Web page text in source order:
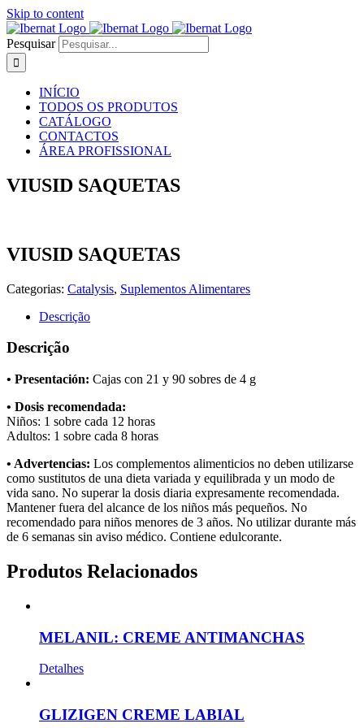
Skip to content
Pesquisar
INÍCIO
TODOS OS PRODUTOS
CATÁLOGO
CONTACTOS
ÁREA PROFISSIONAL
VIUSID SAQUETAS
VIUSID SAQUETAS
Categorias: Catalysis, Suplementos Alimentares
Descrição
Descrição
• Presentación: Cajas con 21 y 90 sobres de 4 g
• Dosis recomendada:
Niños: 1 sobre cada 12 horas
Adultos: 1 sobre cada 8 horas
• Advertencias: Los complementos alimenticios no deben utilizarse
como sustitutos de una dieta variada y equilibrada y un modo de
vida sano. No superar la dosis diaria expresamente recomendada.
Mantener fuera del alcance de los niños más pequeños. No
recomendado para niños menores de 3 años. No utilizar durante más
de 6 semanas sin aviso médico. Contiene edulcorante.
Produtos Relacionados
MELANIL: CREME ANTIMANCHAS
Detalhes
GLIZIGEN CREME LABIAL